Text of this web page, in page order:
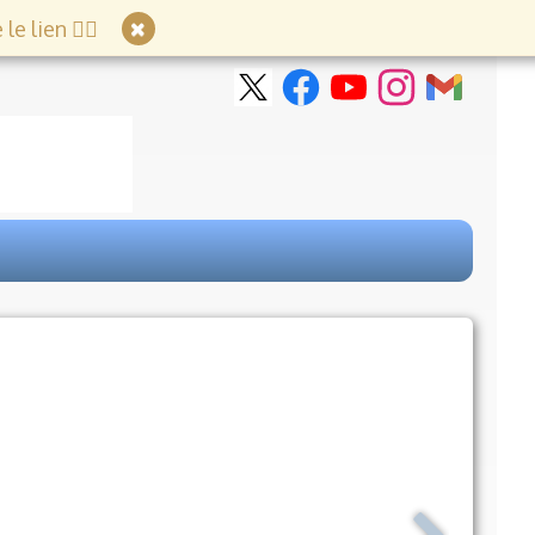
lien 👇🏻